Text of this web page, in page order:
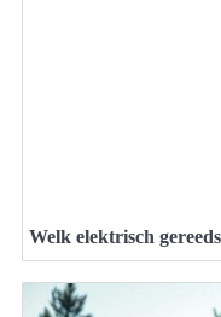
Welk elektrisch